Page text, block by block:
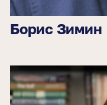
Борис Зимин